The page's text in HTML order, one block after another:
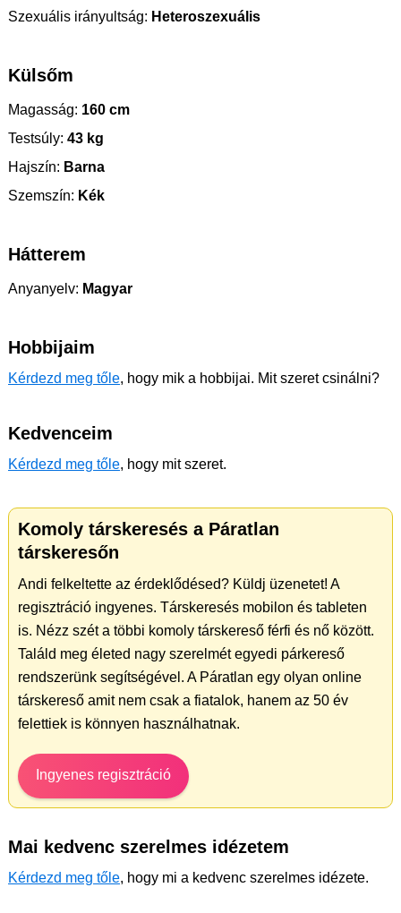
Szexuális irányultság: Heteroszexuális
Külsőm
Magasság: 160 cm
Testsúly: 43 kg
Hajszín: Barna
Szemszín: Kék
Hátterem
Anyanyelv: Magyar
Hobbijaim
Kérdezd meg tőle, hogy mik a hobbijai. Mit szeret csinálni?
Kedvenceim
Kérdezd meg tőle, hogy mit szeret.
Komoly társkeresés a Páratlan
társkeresőn
Andi felkeltette az érdeklődésed? Küldj üzenetet! A
regisztráció ingyenes. Társkeresés mobilon és tableten
is. Nézz szét a többi komoly társkereső férfi és nő között.
Találd meg életed nagy szerelmét egyedi párkereső
rendszerünk segítségével. A Páratlan egy olyan online
társkereső amit nem csak a fiatalok, hanem az 50 év
felettiek is könnyen használhatnak.
Ingyenes regisztráció
Mai kedvenc szerelmes idézetem
Kérdezd meg tőle, hogy mi a kedvenc szerelmes idézete.